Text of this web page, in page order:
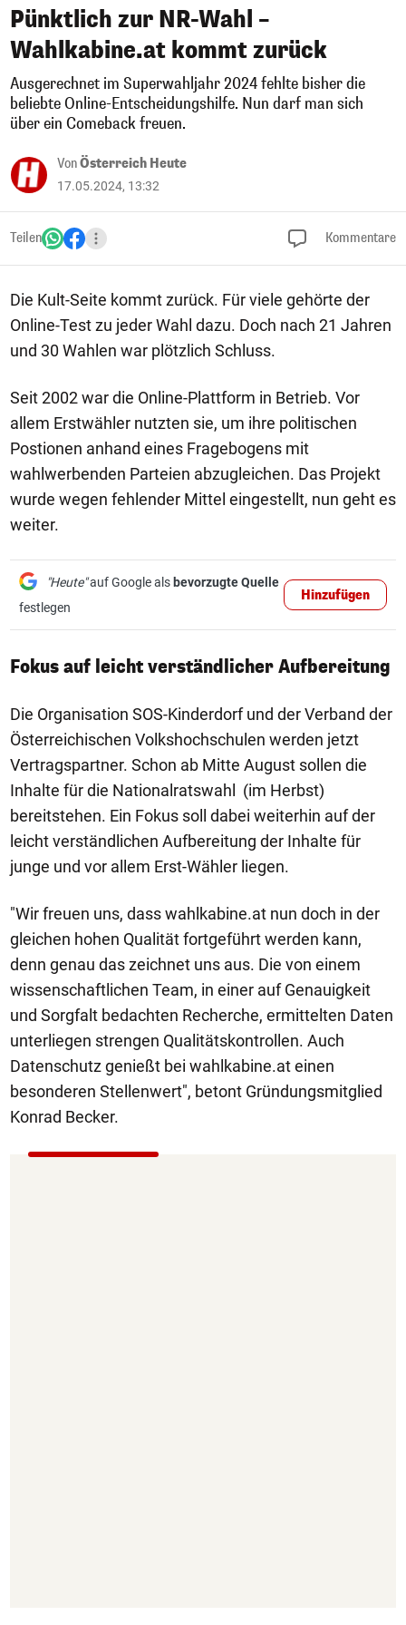
Pünktlich zur NR-Wahl –
Wahlkabine.at kommt zurück
Ausgerechnet im Superwahljahr 2024 fehlte bisher die
beliebte Online-Entscheidungshilfe. Nun darf man sich
über ein Comeback freuen.
VonÖsterreich Heute
17.05.2024, 13:32
Teilen Kommentare
Die Kult-Seite kommt zurück. Für viele gehörte der
Online-Test zu jeder Wahl dazu. Doch nach 21 Jahren
und 30 Wahlen war plötzlich Schluss.
Seit 2002 war die Online-Plattform in Betrieb. Vor
allem Erstwähler nutzten sie, um ihre politischen
Postionen anhand eines Fragebogens mit
wahlwerbenden Parteien abzugleichen. Das Projekt
wurde wegen fehlender Mittel eingestellt, nun geht es
weiter.
"Heute"auf Google als bevorzugte Quelle
festlegen
Hinzufügen
Fokus auf leicht verständlicher Aufbereitung
Die Organisation SOS-Kinderdorf und der Verband der
Österreichischen Volkshochschulen werden jetzt
Vertragspartner. Schon ab Mitte August sollen die
Inhalte für die Nationalratswahl (im Herbst)
bereitstehen. Ein Fokus soll dabei weiterhin auf der
leicht verständlichen Aufbereitung der Inhalte für
junge und vor allem Erst-Wähler liegen.
"Wir freuen uns, dass wahlkabine.at nun doch in der
gleichen hohen Qualität fortgeführt werden kann,
denn genau das zeichnet uns aus. Die von einem
wissenschaftlichen Team, in einer auf Genauigkeit
und Sorgfalt bedachten Recherche, ermittelten Daten
unterliegen strengen Qualitätskontrollen. Auch
Datenschutz genießt bei wahlkabine.at einen
besonderen Stellenwert", betont Gründungsmitglied
Konrad Becker.